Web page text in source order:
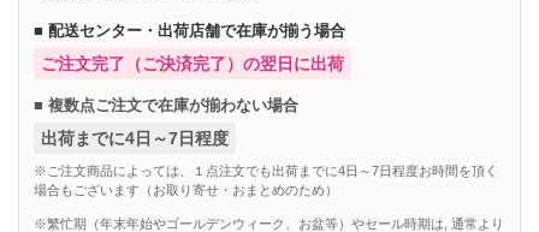
■ 配送センター・出荷店舗で在庫が揃う場合
ご注文完了（ご決済完了）の翌日に出荷
■ 複数点ご注文で在庫が揃わない場合
出荷までに4日～7日程度
※ご注文商品によっては、１点注文でも出荷までに4日～7日程度お時間を頂く
場合もございます（お取り寄せ・おまとめのため）
※繁忙期（年末年始やゴールデンウィーク、お盆等）やセール時期は, 通常より